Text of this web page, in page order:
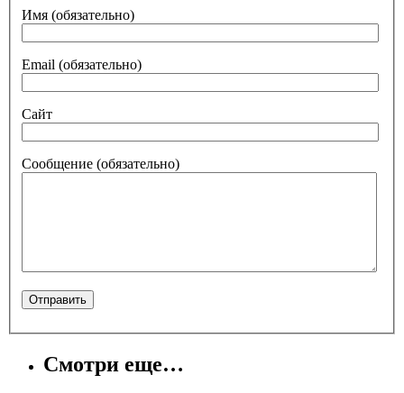
Имя (обязательно)
Email (обязательно)
Сайт
Сообщение (обязательно)
Смотри еще…